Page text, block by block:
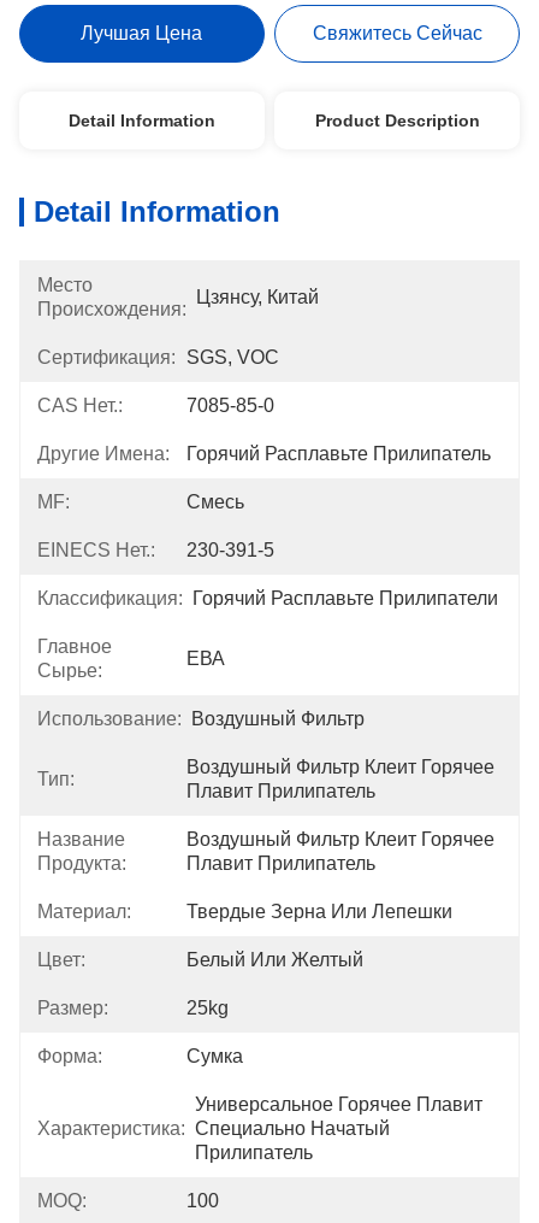
Лучшая Цена Свяжитесь Сейчас
Detail Information Product Description
Detail Information
Место
Происхождения:
Цзянсу, Китай
Сертификация: SGS, VOC
CAS Нет.: 7085-85-0
Другие Имена: Горячий Расплавьте Прилипатель
MF: Смесь
EINECS Нет.: 230-391-5
Классификация: Горячий Расплавьте Прилипатели
Главное
Сырье:
ЕВА
Использование: Воздушный Фильтр
Тип:
Воздушный Фильтр Клеит Горячее
Плавит Прилипатель
Название
Продукта:
Воздушный Фильтр Клеит Горячее
Плавит Прилипатель
Материал: Твердые Зерна Или Лепешки
Цвет: Белый Или Желтый
Размер: 25kg
Форма: Сумка
Характеристика:
Универсальное Горячее Плавит
Специально Начатый
Прилипатель
MOQ: 100